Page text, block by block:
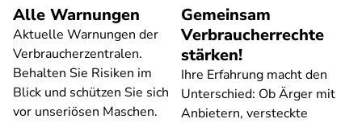
Alle Warnungen
Aktuelle Warnungen der
Verbraucherzentralen.
Behalten Sie Risiken im
Blick und schützen Sie sich
vor unseriösen Maschen.
Gemeinsam
Verbraucherrechte
stärken!
Ihre Erfahrung macht den
Unterschied: Ob Ärger mit
Anbietern, versteckte